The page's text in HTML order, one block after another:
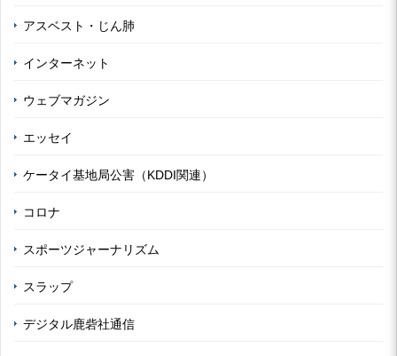
アスベスト・じん肺
インターネット
ウェブマガジン
エッセイ
ケータイ基地局公害（KDDI関連）
コロナ
スポーツジャーナリズム
スラップ
デジタル鹿砦社通信